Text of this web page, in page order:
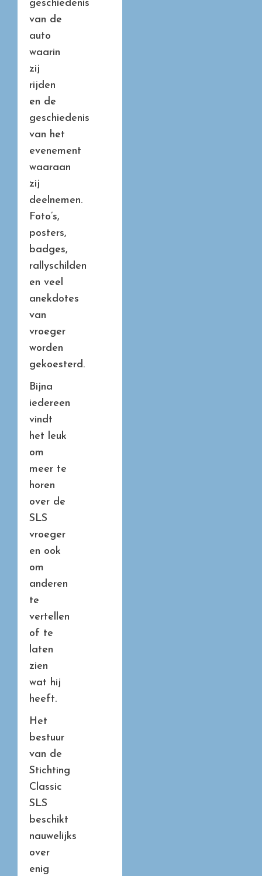
geschiedenis
van de
auto
waarin
zij
rijden
en de
geschiedenis
van het
evenement
waaraan
zij
deelnemen.
Foto’s,
posters,
badges,
rallyschilden
en veel
anekdotes
van
vroeger
worden
gekoesterd.
Bijna
iedereen
vindt
het leuk
om
meer te
horen
over de
SLS
vroeger
en ook
om
anderen
te
vertellen
of te
laten
zien
wat hij
heeft.
Het
bestuur
van de
Stichting
Classic
SLS
beschikt
nauwelijks
over
enig